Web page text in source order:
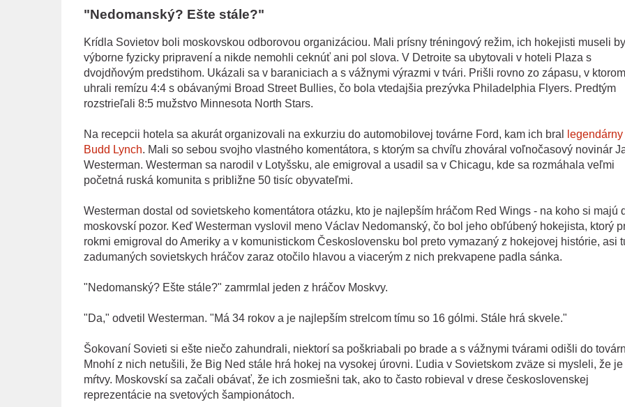
"Nedomanský? Ešte stále?"
Krídla Sovietov boli moskovskou odborovou organizáciou. Mali prísny tréningový režim, ich hokejisti museli
výborne fyzicky pripravení a nikde nemohli ceknúť ani pol slova. V Detroite sa ubytovali v hoteli Plaza s
dvojdňovým predstihom. Ukázali sa v baraniciach a s vážnymi výrazmi v tvári. Prišli rovno zo zápasu, v ktorom
uhrali remízu 4:4 s obávanými Broad Street Bullies, čo bola vtedajšia prezývka Philadelphia Flyers. Predtým
rozstrieľali 8:5 mužstvo Minnesota North Stars.
Na recepcii hotela sa akurát organizovali na exkurziu do automobilovej továrne Ford, kam ich bral
legendárny
Budd Lynch. Mali so sebou svojho vlastného komentátora, s ktorým sa chvíľu zhováral voľnočasový novinár
Westerman. Westerman sa narodil v Lotyšsku, ale emigroval a usadil sa v Chicagu, kde sa rozmáhala veľmi
početná ruská komunita s približne 50 tisíc obyvateľmi.
Westerman dostal od sovietskeho komentátora otázku, kto je najlepším hráčom Red Wings - na koho si majú
moskovskí pozor. Keď Westerman vyslovil meno Václav Nedomanský, čo bol jeho obľúbený hokejista, ktorý
rokmi emigroval do Ameriky a v komunistickom Československu bol preto vymazaný z hokejovej histórie, asi
zadumaných sovietskych hráčov zaraz otočilo hlavou a viacerým z nich prekvapene padla sánka.
"Nedomanský? Ešte stále?" zamrmlal jeden z hráčov Moskvy.
"Da," odvetil Westerman. "Má 34 rokov a je najlepším strelcom tímu so 16 gólmi. Stále hrá skvele."
Šokovaní Sovieti si ešte niečo zahundrali, niektorí sa poškriabali po brade a s vážnymi tvárami odišli do
Mnohí z nich netušili, že Big Ned stále hrá hokej na vysokej úrovni. Ľudia v Sovietskom zväze si mysleli, že je
mŕtvy. Moskovskí sa začali obávať, že ich zosmiešni tak, ako to často robieval v drese československej
reprezentácie na svetových šampionátoch.